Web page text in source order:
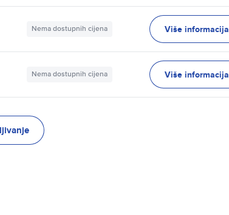
Nema dostupnih cijena Više informacija
Nema dostupnih cijena Više informacija